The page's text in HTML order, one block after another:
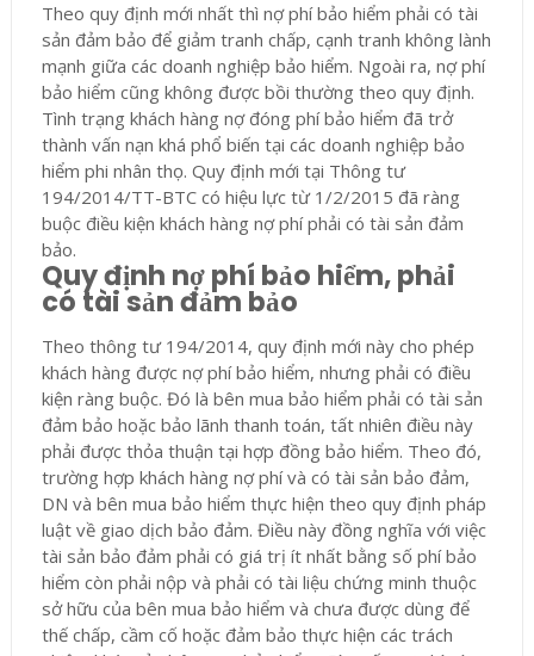
Theo quy định mới nhất thì nợ phí bảo hiểm phải có tài
sản đảm bảo để giảm tranh chấp, cạnh tranh không lành
mạnh giữa các doanh nghiệp bảo hiểm. Ngoài ra, nợ phí
bảo hiểm cũng không được bồi thường theo quy định.
Tình trạng khách hàng nợ đóng phí bảo hiểm đã trở
thành vấn nạn khá phổ biến tại các doanh nghiệp bảo
hiểm phi nhân thọ. Quy định mới tại Thông tư
194/2014/TT-BTC có hiệu lực từ 1/2/2015 đã ràng
buộc điều kiện khách hàng nợ phí phải có tài sản đảm
bảo.
Quy định nợ phí bảo hiểm, phải
có tài sản đảm bảo
Theo thông tư 194/2014, quy định mới này cho phép
khách hàng được nợ phí bảo hiểm, nhưng phải có điều
kiện ràng buộc. Đó là bên mua bảo hiểm phải có tài sản
đảm bảo hoặc bảo lãnh thanh toán, tất nhiên điều này
phải được thỏa thuận tại hợp đồng bảo hiểm. Theo đó,
trường hợp khách hàng nợ phí và có tài sản bảo đảm,
DN và bên mua bảo hiểm thực hiện theo quy định pháp
luật về giao dịch bảo đảm. Điều này đồng nghĩa với việc
tài sản bảo đảm phải có giá trị ít nhất bằng số phí bảo
hiểm còn phải nộp và phải có tài liệu chứng minh thuộc
sở hữu của bên mua bảo hiểm và chưa được dùng để
thế chấp, cầm cố hoặc đảm bảo thực hiện các trách